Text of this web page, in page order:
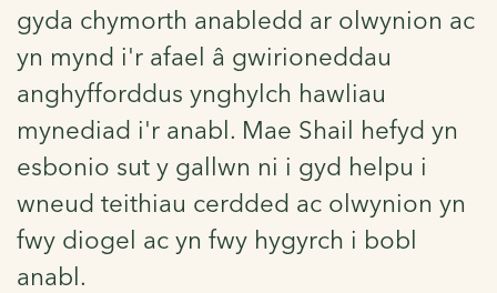
gyda chymorth anabledd ar olwynion ac
yn mynd i'r afael â gwirioneddau
anghyfforddus ynghylch hawliau
mynediad i'r anabl. Mae Shail hefyd yn
esbonio sut y gallwn ni i gyd helpu i
wneud teithiau cerdded ac olwynion yn
fwy diogel ac yn fwy hygyrch i bobl
anabl.